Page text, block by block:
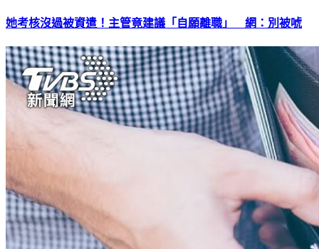
她考核沒過被資遣！主管竟建議「自願離職」 網：別被唬